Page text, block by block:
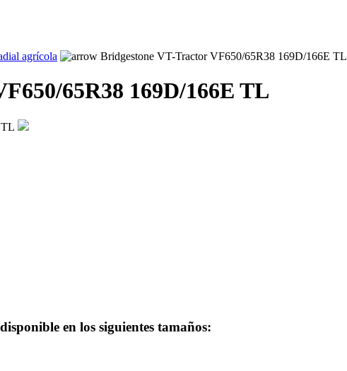
agrícola Bridgestone VT-Tractor VF650/65R38 169D/166E TL
65R38 169D/166E TL
en los siguientes tamaños: